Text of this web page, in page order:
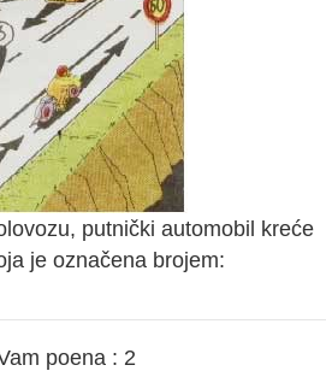
putnički automobil kreće
je označena brojem:
poena : 2